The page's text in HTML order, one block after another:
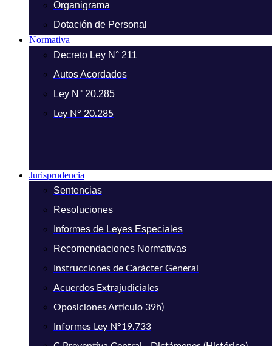
Organigrama
Dotación de Personal
Normativa
Decreto Ley N° 211
Autos Acordados
Ley N° 20.285
Ley N° 20.285
Jurisprudencia
Sentencias
Resoluciones
Informes de Leyes Especiales
Recomendaciones Normativas
Instrucciones de Carácter General
Acuerdos Extrajudiciales
Oposiciones Artículo 39h)
Informes Ley N°19.733